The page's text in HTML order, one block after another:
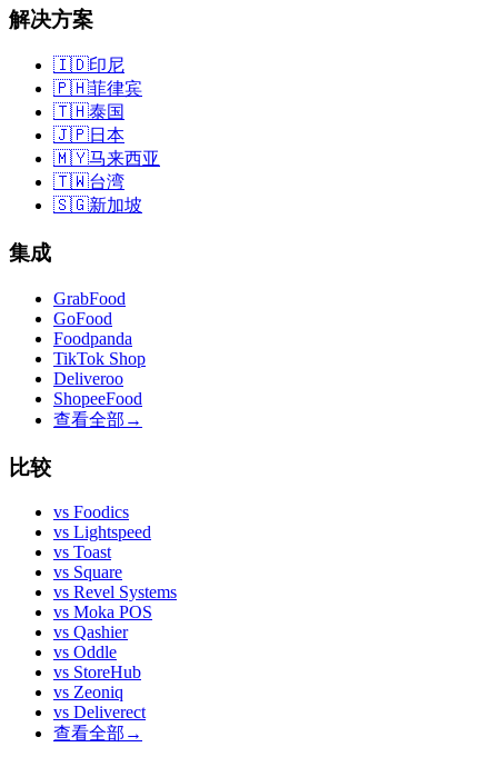
解决方案
🇮🇩印尼
🇵🇭菲律宾
🇹🇭泰国
🇯🇵日本
🇲🇾马来西亚
🇹🇼台湾
🇸🇬新加坡
集成
GrabFood
GoFood
Foodpanda
TikTok Shop
Deliveroo
ShopeeFood
查看全部 →
比较
vs Foodics
vs Lightspeed
vs Toast
vs Square
vs Revel Systems
vs Moka POS
vs Qashier
vs Oddle
vs StoreHub
vs Zeoniq
vs Deliverect
查看全部 →